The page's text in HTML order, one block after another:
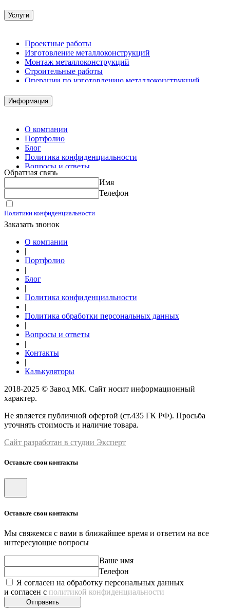
Услуги
Проектные работы
Изготовление металлоконструкций
Монтаж металлоконструкций
Строительные работы
Операции по изготовлению металлоконструкций
Комплектация металлопроката
Изготовление винтовых свай
Информация
О компании
Портфолио
Блог
Политика конфиденциальности
Вопросы и ответы
Контакты
Обратная связь
Имя
Телефон
Политики конфиденциальности
Заказать звонок
О компании
|
Портфолио
|
Блог
|
Политика конфиденциальности
|
Политика обработки персональных данных
|
Вопросы и ответы
|
Контакты
|
Калькуляторы
2018-2025 © Завод МК. Сайт носит информационный
характер.
Не является публичной офертой (ст.435 ГК РФ). Просьба
уточнять стоимость и наличие товара.
Сайт разработан в студии Эксперт
Оставьте свои контакты
Оставьте свои контакты
Мы свяжемся с вами в ближайшее время и ответим на все
интересующие вопросы
Ваше имя
Телефон
Я согласен на обработку персональных данных
и согласен с политикой конфиденциальности
Отправить